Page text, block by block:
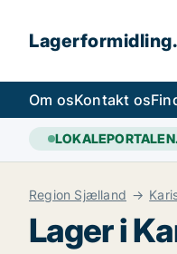
Om osKontakt os
Region Sjælland
Lager i